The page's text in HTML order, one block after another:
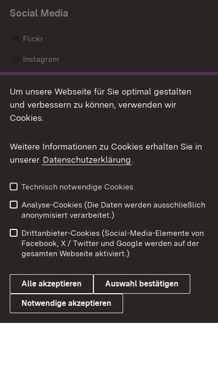
Social Media
Flickr
Instagram
Mastodon
Messenger
Social Wall
X / Twitter
Youtube
Link zum Landesportal
Benutzungshinweise
Barrierefreiheit
Datenschutz
Cookies
Um unsere Webseite für Sie optimal gestalten
und verbessern zu können, verwenden wir
Cookies.
Weitere Informationen zu Cookies erhalten Sie in
unserer Datenschutzerklärung.
Technisch notwendige Cookies
Analyse-Cookies (Die Daten werden ausschließlich
anonymisiert verarbeitet.)
Drittanbieter-Cookies (Social-Media-Elemente von
Facebook, X / Twitter und Google werden auf der
gesamten Webseite aktiviert.)
Alle akzeptieren Auswahl bestätigen
Notwendige akzeptieren